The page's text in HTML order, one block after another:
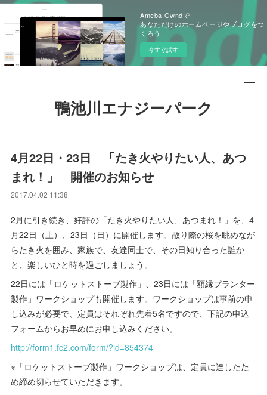
Ameba Owndで
あなただけのホームページやブログをつ
くろう
今すぐ試す
鴨池川エナジーパーク
4月22日・23日 「たき火やりたい人、あつ
まれ！」 開催のお知らせ
2017.04.02 11:38
2月に引き続き、好評の「たき火やりたい人、あつまれ！」を、4
月22日（土）、23日（日）に開催します。散り際の桜を眺めなが
らたき火を囲み、家族で、友達同士で、その日知り合った誰か
と、楽しいひと時を過ごしましょう。
22日には「ロケットストーブ製作」、23日には「額縁プランター
製作」ワークショップも開催します。ワークショップは事前の申
し込みが必要で、定員はそれぞれ先着5名ですので、下記の申込
フォームからお早めにお申し込みください。
http://form1.fc2.com/form/?id=854374
※「ロケットストーブ製作」ワークショップは、定員に達したた
め締め切らせていただきます。